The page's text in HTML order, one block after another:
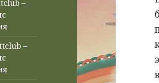
–
–